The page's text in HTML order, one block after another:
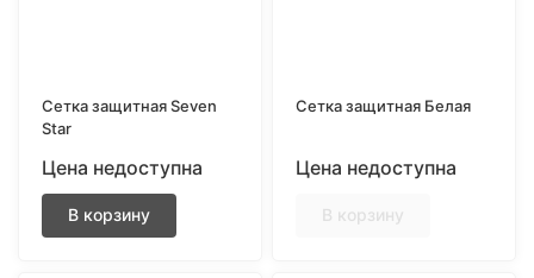
Сетка защитная Seven
Star
Цена недоступна
В корзину
Сетка защитная Белая
Цена недоступна
В корзину